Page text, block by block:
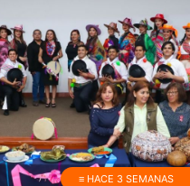
≡ HACE 3 SEMANAS